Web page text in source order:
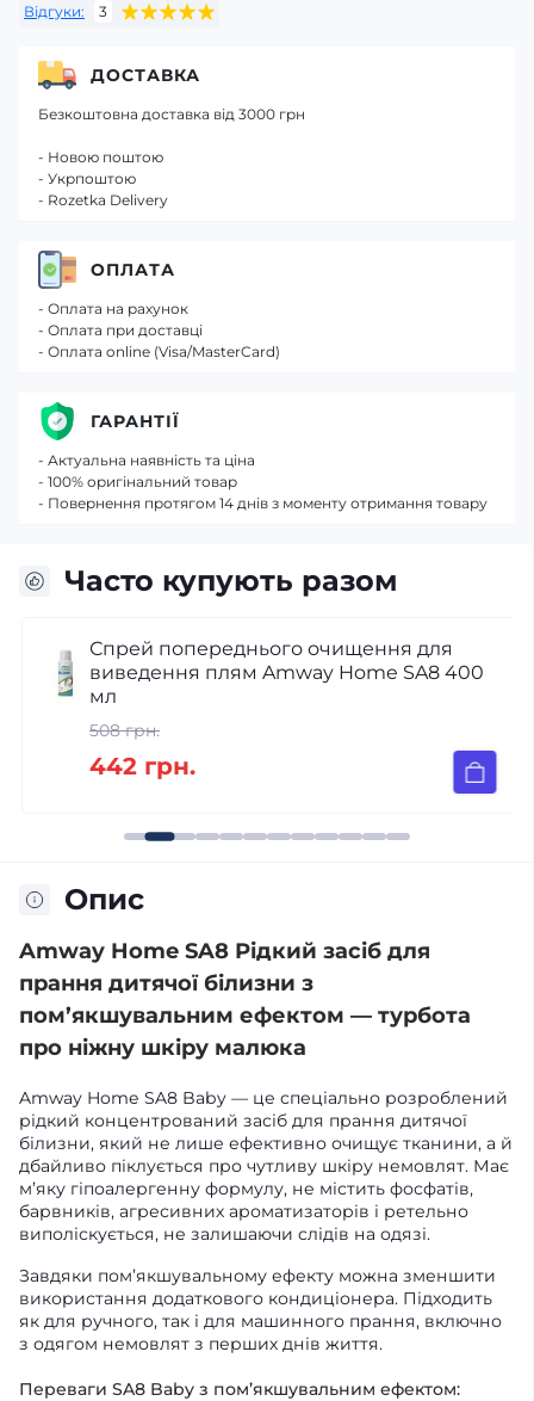
Відгуки: 3
Часто купують разом
Спрей попереднього очищення для
виведення плям Amway Home SA8 400
мл
508 грн.
442 грн.
Опис
Amway Home SA8 Рідкий засіб для
прання дитячої білизни з
пом’якшувальним ефектом — турбота
про ніжну шкіру малюка
Amway Home SA8 Baby — це спеціально розроблений
рідкий концентрований засіб для прання дитячої
білизни, який не лише ефективно очищує тканини, а й
дбайливо піклується про чутливу шкіру немовлят. Має
м’яку гіпоалергенну формулу, не містить фосфатів,
барвників, агресивних ароматизаторів і ретельно
виполіскується, не залишаючи слідів на одязі.
Завдяки пом’якшувальному ефекту можна зменшити
використання додаткового кондиціонера. Підходить
як для ручного, так і для машинного прання, включно
з одягом немовлят з перших днів життя.
Переваги SA8 Baby з пом’якшувальним ефектом:
ДОСТАВКА
Безкоштовна доставка від 3000 грн
- Новою поштою
- Укрпоштою
- Rozetka Delivery
ОПЛАТА
- Оплата на рахунок
- Оплата при доставці
- Оплата online (Visa/MasterCard)
ГАРАНТІЇ
- Актуальна наявність та ціна
- 100% оригінальний товар
- Повернення протягом 14 днів з моменту отримання товару